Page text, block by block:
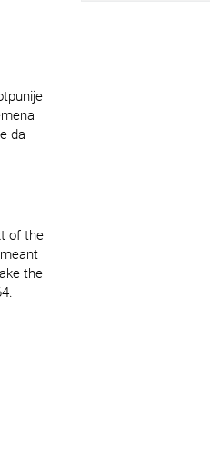
da
of the
the